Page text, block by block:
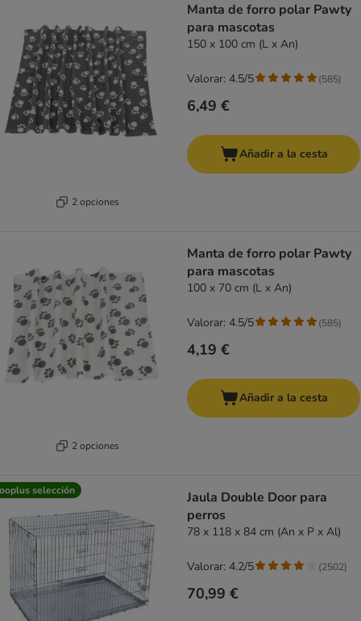
2 opciones
Manta de forro polar Pawty
para mascotas
150 x 100 cm (L x An)
6,49 €
Valorar: 4.5/5 (585)
Añadir a la cesta
2 opciones
Manta de forro polar Pawty
para mascotas
100 x 70 cm (L x An)
4,19 €
Valorar: 4.5/5 (585)
Añadir a la cesta
selección
Jaula Double Door para
perros
78 x 118 x 84 cm (An x P x Al)
70,99 €
Valorar: 4.2/5 (2502)